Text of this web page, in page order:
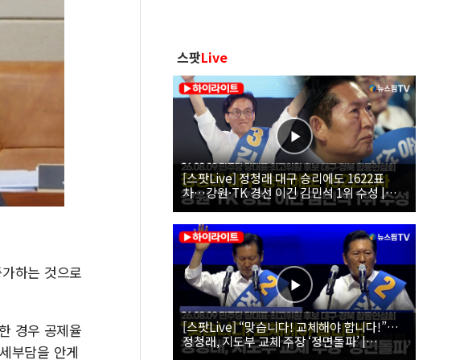
하는 것으로
경우 공제율
부담을 안게
스팟Live
[스팟Live] 정청래 대구 승리에도 1622표
차…강원·TK 경선 이긴 김민석 1위 수성 |
26.08.09 더불어민주당 당대표·최고위원 후
보 대구·경북 합동연설회
[스팟Live] “맞습니다! 교체해야 합니다!”…
정청래, 지도부 교체 주장 ‘정면돌파’ |
26.08.09 더불어민주당 당대표·최고위원 후